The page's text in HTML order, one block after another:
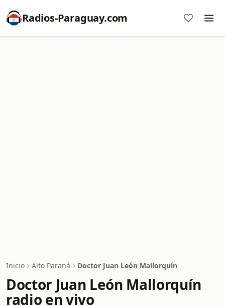
Radios-Paraguay.com
Inicio Alto Paraná Doctor Juan León Mallorquín
Doctor Juan León Mallorquín
radio en vivo